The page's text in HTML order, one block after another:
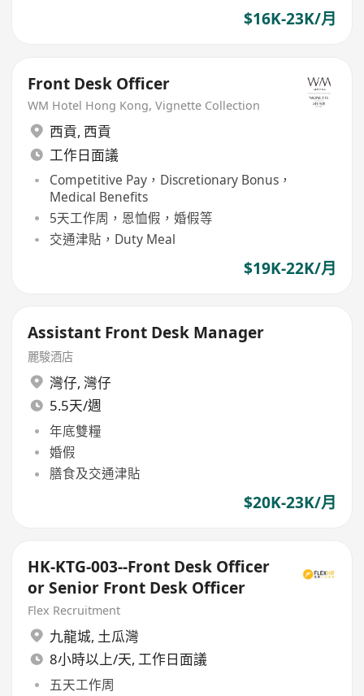
$16K-23K/月
Front Desk Officer
WM Hotel Hong Kong, Vignette Collection
西貢, 西貢
工作日面議
Competitive Pay，Discretionary Bonus，
Medical Benefits
5天工作周，恩恤假，婚假等
交通津貼，Duty Meal
$19K-22K/月
Assistant Front Desk Manager
麗駿酒店
灣仔, 灣仔
5.5天/週
年底雙糧
婚假
膳食及交通津貼
$20K-23K/月
HK-KTG-003--Front Desk Officer
or Senior Front Desk Officer
Flex Recruitment
九龍城, 土瓜灣
8小時以上/天, 工作日面議
五天工作周